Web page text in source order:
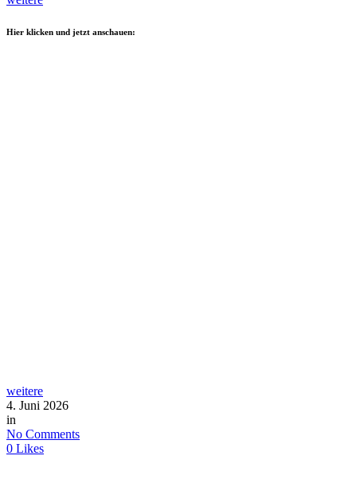
Hier klicken und jetzt anschauen:
weitere
4. Juni 2026
in
No Comments
0 Likes